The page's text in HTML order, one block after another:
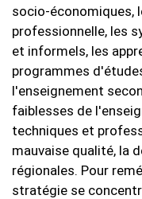
socio-économiques,
professionnelle, les
et informels, les
programmes
l'enseignement
faiblesses de
techniques et
mauvaise qualité, la
régionales. Pour
stratégie se